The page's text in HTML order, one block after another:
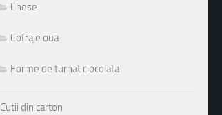
Chese
Cofraje oua
Forme de turnat ciocolata
Cutii din carton